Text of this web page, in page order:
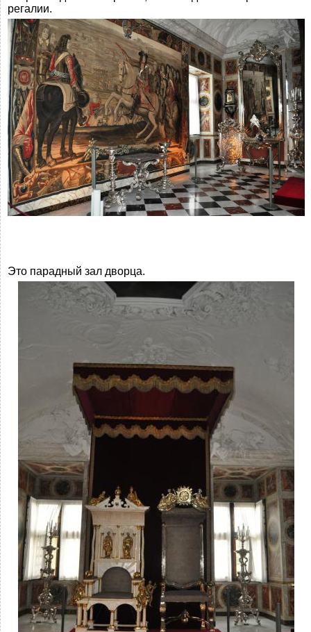
регалии.
Это парадный зал дворца.